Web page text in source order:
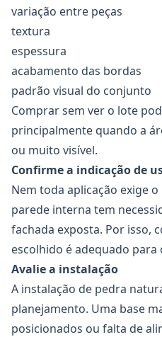
variação entre peças
textura
espessura
acabamento das bordas
padrão visual do conjunto
Comprar sem ver o lote
principalmente quando a
ou muito visível.
Confirme a indicação de
Nem toda aplicação exige
parede interna tem
fachada exposta. Por isso,
escolhido é adequado para
Avalie a instalação
A instalação de pedra
planejamento. Uma base
posicionados ou falta de